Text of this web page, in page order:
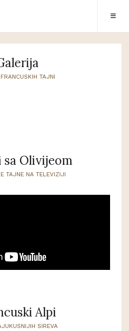
TAJNI
sa Olivijeom
TAJNE NA TELEVIZIJI
Alpi
SIREVA